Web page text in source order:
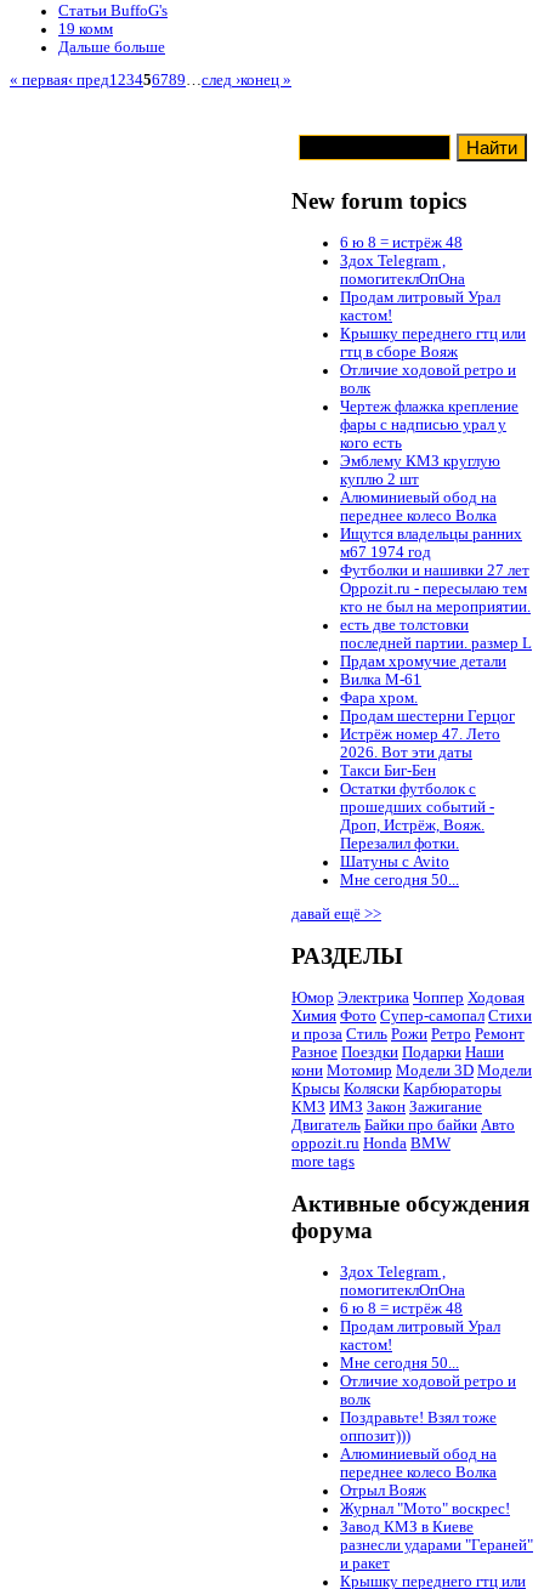
Статьи BuffoG's
19 комм
Дальше больше
« первая‹ пред123456789…след ›конец »
New forum topics
6 ю 8 = истрёж 48
Здох Telegram ,
помогитеклОпОна
Продам литровый Урал
кастом!
Крышку переднего гтц или
гтц в сборе Вояж
Отличие ходовой ретро и
волк
Чертеж флажка крепление
фары с надписью урал у
кого есть
Эмблему КМЗ круглую
куплю 2 шт
Алюминиевый обод на
переднее колесо Волка
Ищутся владельцы ранних
м67 1974 год
Футболки и нашивки 27 лет
Oppozit.ru - пересылаю тем
кто не был на мероприятии.
есть две толстовки
последней партии. размер L
Прдам хромучие детали
Вилка М-61
Фара хром.
Продам шестерни Герцог
Истрёж номер 47. Лето
2026. Вот эти даты
Такси Биг-Бен
Остатки футболок с
прошедших событий -
Дроп, Истрёж, Вояж.
Перезалил фотки.
Шатуны с Avito
Мне сегодня 50...
давай ещё >>
РАЗДЕЛЫ
Юмор Электрика Чоппер Ходовая
Химия Фото Супер-самопал Стихи
и проза Стиль Рожи Ретро Ремонт
Разное Поездки Подарки Наши
кони Мотомир Модели 3D Модели
Крысы Коляски Карбюраторы
КМЗ ИМЗ Закон Зажигание
Двигатель Байки про байки Авто
oppozit.ru Honda BMW
more tags
Активные обсуждения
форума
Здох Telegram ,
помогитеклОпОна
6 ю 8 = истрёж 48
Продам литровый Урал
кастом!
Мне сегодня 50...
Отличие ходовой ретро и
волк
Поздравьте! Взял тоже
оппозит)))
Алюминиевый обод на
переднее колесо Волка
Отрыл Вояж
Журнал "Мото" воскрес!
Завод КМЗ в Киеве
разнесли ударами "Гераней"
и ракет
Крышку переднего гтц или